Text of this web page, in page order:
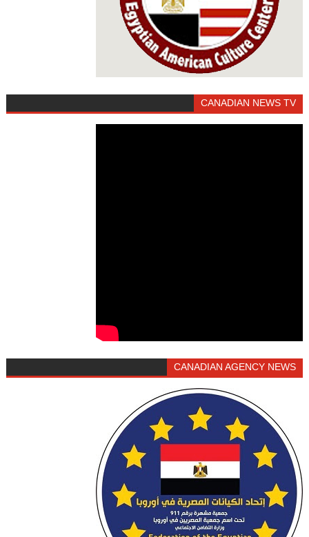
CANADIAN NEWS TV
CANADIAN AGENCY NEWS